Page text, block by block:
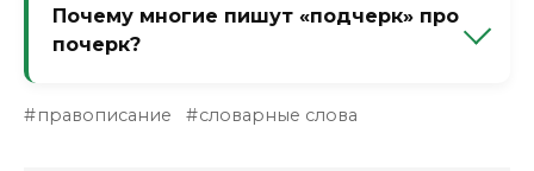
ударением (че́ртит). А приставка «по-»
запоминается. Но проще — запомнить
слова.
Почему многие пишут «подчерк» про
почерк?
общей приставки «под-», которая часто
правописание словарные слова